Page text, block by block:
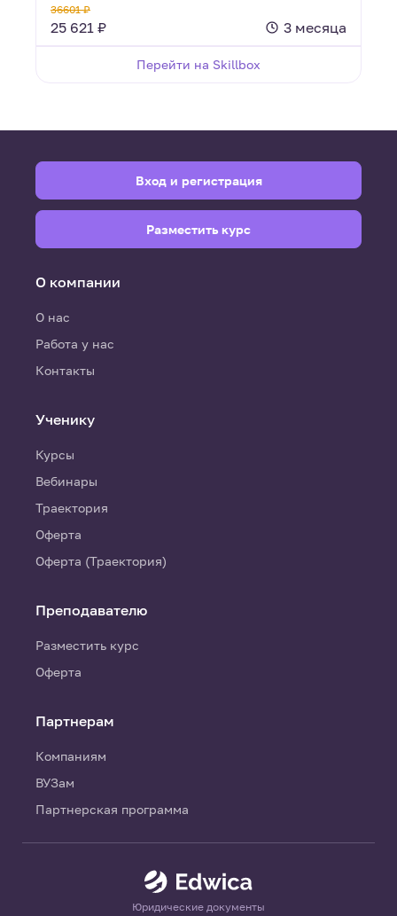
36601 ₽
25 621 ₽ 3 месяца
Перейти на Skillbox
Юридические документы
О компании
О нас
Работа у нас
Контакты
Ученику
Курсы
Вебинары
Траектория
Оферта
Оферта (Траектория)
Преподавателю
Разместить курс
Оферта
Партнерам
Компаниям
ВУЗам
Партнерская программа
Вход и регистрация
Разместить курс